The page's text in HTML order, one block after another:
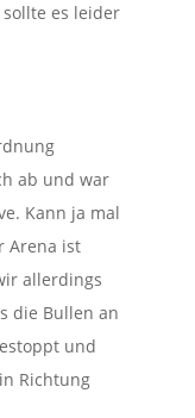
es leider
ab und war
Kann ja mal
Arena ist
allerdings
die Bullen an
und
Richtung